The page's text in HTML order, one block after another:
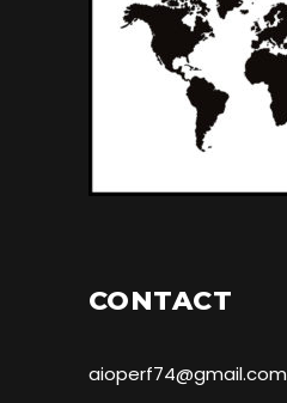
CONTACT
aioperf74@gmail.com